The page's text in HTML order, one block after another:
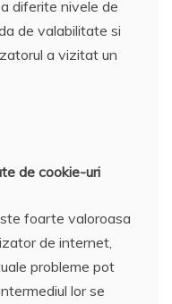
diferite nivele de
de valabilitate si
a vizitat un
de cookie-uri
foarte valoroasa
de internet,
probleme pot
lor se